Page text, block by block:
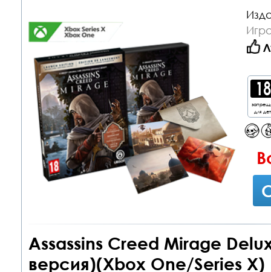
для
Assassins Creed Mirage
версия)(Xbox One/Series X)